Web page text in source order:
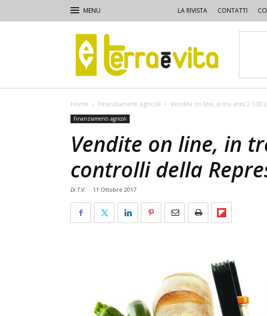
LA RIVISTA CONTATTI
Terra
e
Vita
Home Finanziamenti agricoli Vendite on line, in tre anni
Finanziamenti agricoli
Vendite on line, in
controlli della
Di T.V. - 11 Ottobre 2017